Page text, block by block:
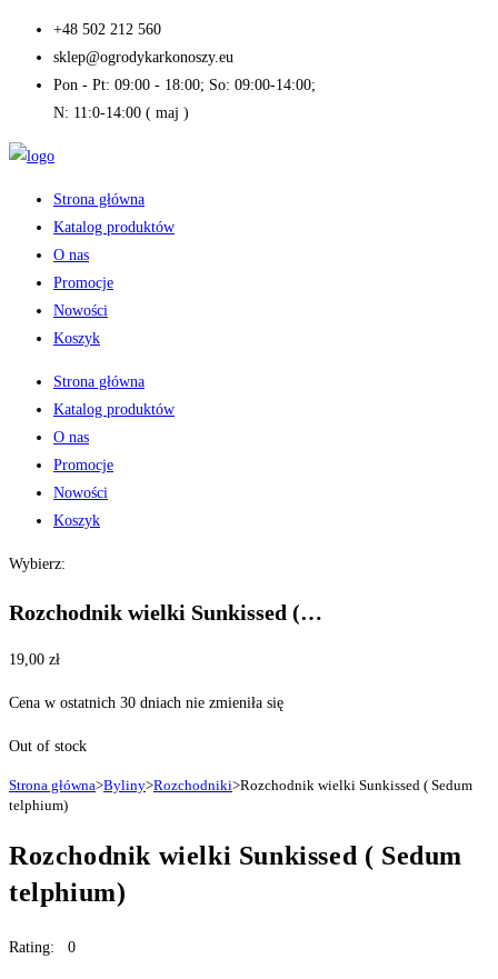
content
+48 502 212 560
sklep@ogrodykarkonoszy.eu
Pon - Pt: 09:00 - 18:00; So: 09:00-14:00;
N: 11:0-14:00 ( maj )
Strona główna
Katalog produktów
O nas
Promocje
Nowości
Koszyk
Strona główna
Katalog produktów
O nas
Promocje
Nowości
Koszyk
Wybierz:
Rozchodnik wielki Sunkissed (…
19,00 zł
Cena w ostatnich 30 dniach nie zmieniła się
Out of stock
Strona główna>Byliny>Rozchodniki>Rozchodnik wielki Sunkissed ( Sedum
telphium)
Rozchodnik wielki Sunkissed ( Sedum
telphium)
Rating: 0